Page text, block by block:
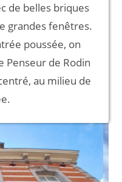
de belles briques
grandes fenêtres.
poussée, on
Penseur de Rodin
au milieu de